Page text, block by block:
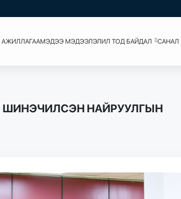
АЖИЛЛАГААМЭДЭЭ МЭДЭЭЛЭЛИЛ ТОД БАЙДАЛ САНАЛ
ШИНЭЧИЛСЭН НАЙРУУЛГЫН